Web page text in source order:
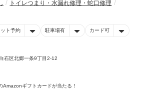
トイレつまり・水漏れ修理・蛇口修理
ト予約 駐車場有 カード可
石区北郷一条9丁目2-12
ギフトカードが当たる！